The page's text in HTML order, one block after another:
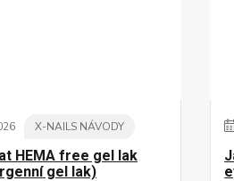
X-NAILS NÁVODY
HEMA free gel lak
gel lak)